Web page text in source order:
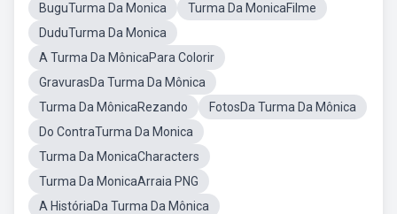
BuguTurma Da Monica
Turma Da MonicaFilme
DuduTurma Da Monica
A Turma Da MônicaPara Colorir
GravurasDa Turma Da Mônica
Turma Da MônicaRezando
FotosDa Turma Da Mônica
Do ContraTurma Da Monica
Turma Da MonicaCharacters
Turma Da MonicaArraia PNG
A HistóriaDa Turma Da Mônica